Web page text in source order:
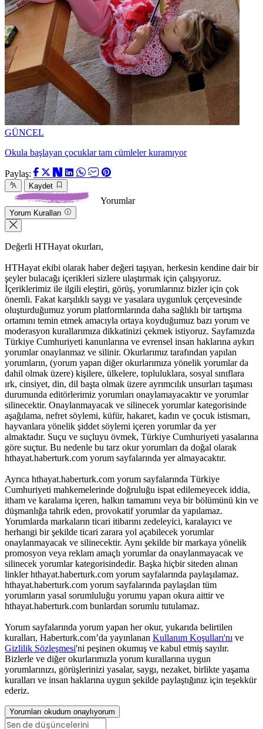
GÜNCEL
Okula başlayan çocuklar tam cümleler kuramıyor
Paylaş:
Kaydet
Yorumlar
Yorum Kuralları
Değerli HTHayat okurları,
HTHayat ekibi olarak haber değeri taşıyan, herkesin kendine dair bir
şeyler bulacağı içerikleri sizlere ulaştırmak için çalışıyoruz.
İçeriklerimiz ile ilgili eleştiri, görüş, yorumlarınız bizler için çok
önemli. Fakat karşılıklı saygı ve yasalara uygunluk çerçevesinde
oluşturduğumuz yorum platformlarında daha sağlıklı bir tartışma
ortamını temin etmek amacıyla ortaya koyduğumuz bazı yorum ve
moderasyon kurallarımıza dikkatinizi çekmek istiyoruz. Sayfamızda
Türkiye Cumhuriyeti kanunlarına ve evrensel insan haklarına aykırı
yorumlar onaylanmaz ve silinir. Okurlarımız tarafından yapılan
yorumların, (yorum yapan diğer okurlarımıza yönelik yorumlar da
dahil olmak üzere) kişilere, ülkelere, topluluklara, sosyal sınıflara
ırk, cinsiyet, din, dil başta olmak üzere ayrımcılık unsurları taşıması
durumunda editörlerimiz yorumları onaylamayacaktır ve yorumlar
silinecektir. Onaylanmayacak ve silinecek yorumlar kategorisinde
aşağılama, nefret söylemi, küfür, hakaret, kadın ve çocuk istismarı,
hayvanlara yönelik şiddet söylemi içeren yorumlar da yer
almaktadır. Suçu ve suçluyu övmek, Türkiye Cumhuriyeti yasalarına
göre suçtur. Bu nedenle bu tarz okur yorumları da doğal olarak
hthayat.haberturk.com yorum sayfalarında yer almayacaktır.
Ayrıca hthayat.haberturk.com yorum sayfalarında Türkiye
Cumhuriyeti mahkemelerinde doğruluğu ispat edilemeyecek iddia,
itham ve karalama içeren, halkın tamamını veya bir bölümünü kin ve
düşmanlığa tahrik eden, provokatif yorumlar da yapılamaz.
Yorumlarda markaların ticari itibarını zedeleyici, karalayıcı ve
herhangi bir şekilde ticari zarara yol açabilecek yorumlar
onaylanmayacak ve silinecektir. Aynı şekilde bir markaya yönelik
promosyon veya reklam amaçlı yorumlar da onaylanmayacak ve
silinecek yorumlar kategorisindedir. Başka hiçbir siteden alınan
linkler hthayat.haberturk.com yorum sayfalarında paylaşılamaz.
hthayat.haberturk.com yorum sayfalarında paylaşılan tüm
yorumların yasal sorumluluğu yorumu yapan okura aittir ve
hthayat.haberturk.com bunlardan sorumlu tutulamaz.
Yorum sayfalarında yorum yapan her okur, yukarıda belirtilen
kuralları, Haberturk.com’da yayınlanan Kullanım Koşulları'nı ve
Gizlilik Sözleşmesi'ni peşinen okumuş ve kabul etmiş sayılır.
Bizlerle ve diğer okurlarımızla yorum kurallarına uygun
yorumlarınızı, görüşlerinizi yasalar, saygı, nezaket, birlikte yaşama
kuralları ve insan haklarına uygun şekilde paylaştığınız için teşekkür
ederiz.
Yorumları okudum onaylıyorum